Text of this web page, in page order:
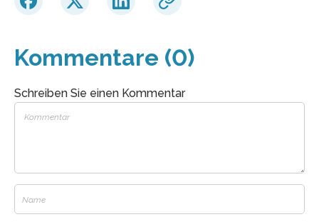
Kommentare (0)
Schreiben Sie einen Kommentar